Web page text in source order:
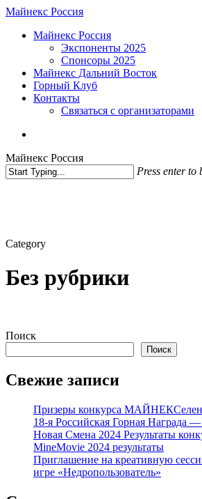
Skip
main
Майнекс Россия
Menu
Майнекс Россия
Экспоненты 2025
Спонсоры 2025
Майнекс Дальний Восток
Горный Клуб
Контакты
Связаться с организаторами
Майнекс Россия
Press enter to
Category
Без рубрики
Поиск
Поиск
Свежие записи
Призеры конкурса
18-я Российская Горная Награда —
Новая Смена 2024 Результаты
MineMovie 2024 результаты
Приглашение на креативную
игре «Недропользователь»